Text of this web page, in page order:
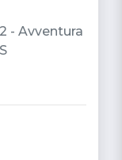
- Avventura